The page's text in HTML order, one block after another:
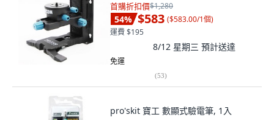
首購折扣價$1,280
54% $583 ($583.00/1個)
運費 $195
8/12 星期三 預計送達
免運
(53)
pro'skit 寶工 數顯式驗電筆, 1入